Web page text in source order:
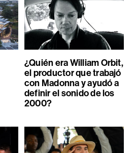
¿Quién era William Orbit,
el productor que trabajó
con Madonna y ayudó a
definir el sonido de los
2000?